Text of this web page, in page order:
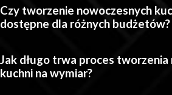
Czy tworzenie nowoczesnych
dostępne dla różnych budżetów?
Jak długo trwa proces tworzenia
kuchni na wymiar?